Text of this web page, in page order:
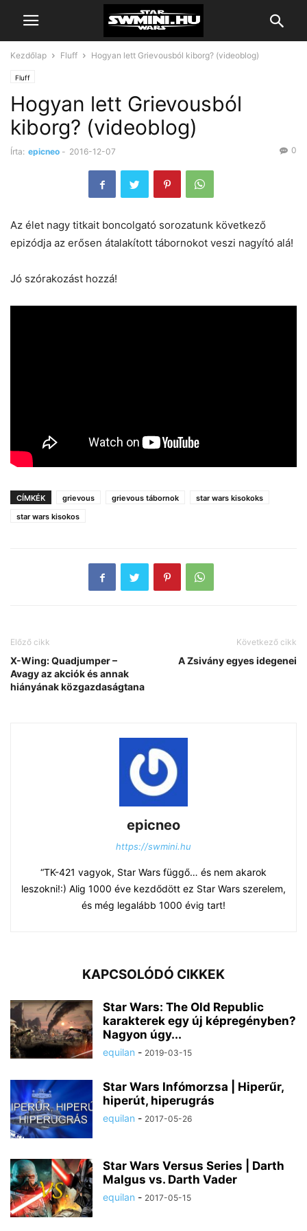
Kezdőlap Fluff Hogyan lett Grievousból kiborg? (videoblog)
Fluff
Hogyan lett Grievousból
kiborg? (videoblog)
Írta: epicneo - 2016-12-07 0
Az élet nagy titkait boncolgató sorozatunk következő
epizódja az erősen átalakított tábornokot veszi nagyító alá!
Jó szórakozást hozzá!
CÍMKÉK grievous grievous tábornok
star wars kisokoks
star wars kisokos
Előző cikk
X-Wing: Quadjumper –
Avagy az akciók és annak
hiányának közgazdaságtana
Következő cikk
A Zsivány egyes idegenei
epicneo
https://swmini.hu
“TK-421 vagyok, Star Wars függő… és nem akarok
leszokni!:) Alig 1000 éve kezdődött ez Star Wars szerelem,
és még legalább 1000 évig tart!
KAPCSOLÓDÓ CIKKEK
Star Wars: The Old Republic
karakterek egy új képregényben?
Nagyon úgy...
equilan - 2019-03-15
Star Wars Infómorzsa | Hiperűr,
hiperút, hiperugrás
equilan - 2017-05-26
Star Wars Versus Series | Darth
Malgus vs. Darth Vader
equilan - 2017-05-15